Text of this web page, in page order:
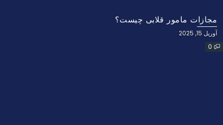
مجازات مامور قلابی چیست؟
آوریل 15, 2025
0